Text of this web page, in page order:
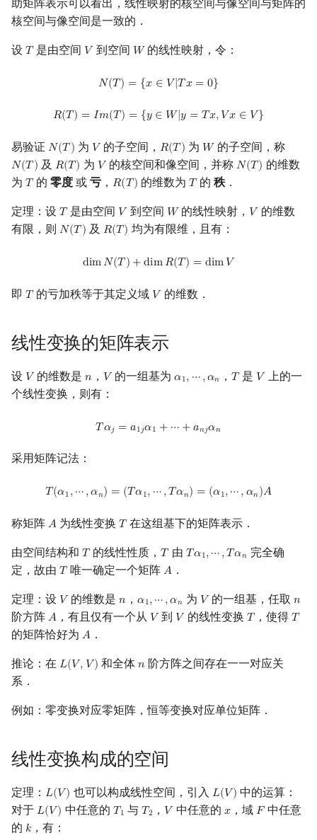
Meissel–Lehmer 算法
Pell 方程
支配树
助矩阵表示可以看出，线性映射的核空间与像空间与矩阵的
核空间与像空间是一致的．
设 𝑇
T 是由空间 𝑉
V 到空间 𝑊
W的线性映射，令：
𝑁(𝑇 ) = {𝑥 ∈ 𝑉|𝑇 𝑥 = 0}
N (T) ={x ∈V|Tx=0 }
𝑅(𝑇 ) = 𝐼𝑚(𝑇 ) = {𝑦 ∈ 𝑊|𝑦 = 𝑇𝑥, 𝑉𝑥 ∈ 𝑉}
R (T)=Im T) ={y ∈ W|y= Tx, Vx∈ V}
易验证 𝑁(𝑇 )
N(T) 为 𝑉
V 的子空间，𝑅(𝑇 )
R(T) 为 𝑊
W的子空间，称
𝑁(𝑇 )
N(T) 及 𝑅(𝑇 )
R(T) 为 𝑉
V的核空间和像空间，并称 𝑁(𝑇 )
N(T)
的维数
为 𝑇
T 的零度 或亏 ，𝑅(𝑇)
R(T) 的维数为𝑇
T 的秩．
定理：设 𝑇
T 是由空间 𝑉
V 到空间 𝑊
W的线性映射， 𝑉
V 的维数
有限，则 𝑁(𝑇 )
N(T) 及 𝑅(𝑇 )
R(T) 均为有限维，且有：
dim𝑁(𝑇 ) +dim𝑅(𝑇 ) = dim 𝑉
dimN( T)+dim R(T)= dimV
即 𝑇
T 的亏加秩等于其定义域 𝑉
V 的维数．
线性变换的矩阵表示
设 𝑉
V 的维数是𝑛
n ， 𝑉
V 的一组基为𝛼1, ⋯,𝛼𝑛
α1,⋯, αn ，𝑇
T 是 𝑉
V
上的一
个线性变换，则有：
𝑇 𝛼𝑗 = 𝑎1𝑗𝛼1 + ⋯ +𝑎𝑛𝑗𝛼𝑛
T αj= a 1 jα1 ⋯ n α
采用矩阵记法：
𝑇 (𝛼1,⋯,𝛼𝑛) = (𝑇𝛼1, ⋯,𝑇𝛼𝑛) = (𝛼1,⋯,𝛼𝑛)𝐴
(α ,⋯ ,αn) =(Tα1 ⋯ Tαn = α1 ,⋯, αn) A
称矩阵 𝐴
A 为线性变换 𝑇
T 在这组基下的矩阵表示．
由空间结构和 𝑇
T 的线性性质，𝑇
T 由 𝑇𝛼1,⋯,𝑇𝛼𝑛
Tα1,⋯, Tαn
完全确
定，故由 𝑇
T 唯一确定一个矩阵𝐴
A ．
定理：设 𝑉
V 的维数是𝑛
n ， 𝛼1,⋯,𝛼𝑛
α1,⋯, αn 为 𝑉
V 的一组基，任取𝑛
n
阶方阵 𝐴
A ，有且仅有一个从 𝑉
V 到 𝑉
V 的线性变换 𝑇
T ，使得 𝑇
T
的矩阵恰好为 𝐴
A ．
推论：在 𝐿(𝑉, 𝑉)
L(V,V 和全体𝑛
n 阶方阵之间存在一一对应关
系．
例如：零变换对应零矩阵，恒等变换对应单位矩阵．
线性变换构成的空间
定理： 𝐿(𝑉)
L(V) 也可以构成线性空间，引入 𝐿(𝑉)
L(V)
中的运算：
对于 𝐿(𝑉)
L(V) 中任意的 𝑇 1
T1 与 𝑇2
T2 ， 𝑉
V 中任意的 𝑥
x，域 𝐹
F 中任意
的 𝑘
k ，有：